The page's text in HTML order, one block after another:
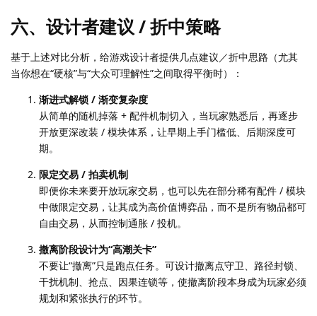
六、设计者建议 / 折中策略
基于上述对比分析，给游戏设计者提供几点建议／折中思路（尤其
当你想在“硬核”与“大众可理解性”之间取得平衡时）：
渐进式解锁 / 渐变复杂度
从简单的随机掉落 + 配件机制切入，当玩家熟悉后，再逐步
开放更深改装 / 模块体系，让早期上手门槛低、后期深度可
期。
限定交易 / 拍卖机制
即便你未来要开放玩家交易，也可以先在部分稀有配件 / 模块
中做限定交易，让其成为高价值博弈品，而不是所有物品都可
自由交易，从而控制通胀 / 投机。
撤离阶段设计为“高潮关卡”
不要让“撤离”只是跑点任务。可设计撤离点守卫、路径封锁、
干扰机制、抢点、因果连锁等，使撤离阶段本身成为玩家必须
规划和紧张执行的环节。